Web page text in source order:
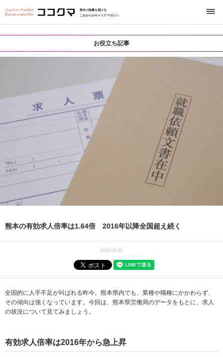
熊本の熱量を届ける
これからのキャリアマガジン
お役立ち記事
熊本の有効求人倍率は1.64倍 2016年以降全国超え続く
2018.06.01
全国的に人手不足が叫ばれる昨今。熊本県内でも、業種や職種にかかわらず、
その傾向は強くなっています。今回は、熊本県労働局のデータをもとに、求人
の状況について見てみましょう。
有効求人倍率は2016年から急上昇